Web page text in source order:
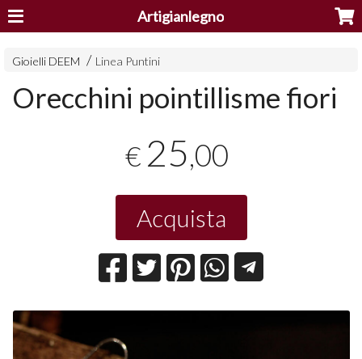
Artigianlegno
Gioielli DEEM Linea Puntini
Orecchini pointillisme fiori
€ 25,00
Acquista